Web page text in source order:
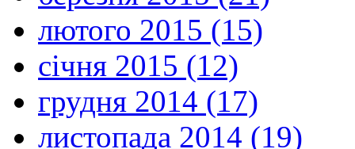
лютого 2015 (15)
січня 2015 (12)
грудня 2014 (17)
листопада 2014 (19)